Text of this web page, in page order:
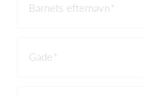
Barnets efternavn
Gade